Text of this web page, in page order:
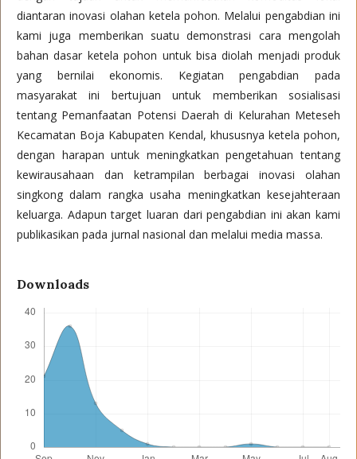
diantaran inovasi olahan ketela pohon. Melalui pengabdian ini
kami juga memberikan suatu demonstrasi cara mengolah
bahan dasar ketela pohon untuk bisa diolah menjadi produk
yang bernilai ekonomis. Kegiatan pengabdian pada
masyarakat ini bertujuan untuk memberikan sosialisasi
tentang Pemanfaatan Potensi Daerah di Kelurahan Meteseh
Kecamatan Boja Kabupaten Kendal, khususnya ketela pohon,
dengan harapan untuk meningkatkan pengetahuan tentang
kewirausahaan dan ketrampilan berbagai inovasi olahan
singkong dalam rangka usaha meningkatkan kesejahteraan
keluarga. Adapun target luaran dari pengabdian ini akan kami
publikasikan pada jurnal nasional dan melalui media massa.
Downloads